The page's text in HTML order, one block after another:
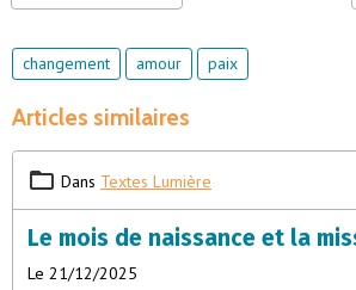
changement amour paix
Articles similaires
Dans Textes Lumière
Le mois de naissance et la
Le 21/12/2025